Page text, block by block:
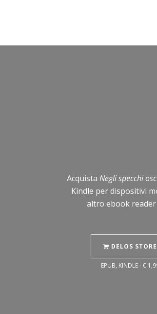
Acquista Negli specchi
Kindle per dispositivi
altro ebook
DELOS STORE
EPUB, KINDLE - €